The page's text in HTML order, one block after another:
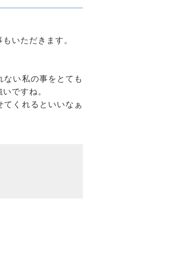
いただきます。
ない私の事をとても
ですね。
てくれるといいなぁ